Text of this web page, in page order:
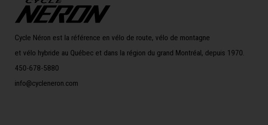
Cycle Néron est la référence en vélo de route, vélo de montagne
et vélo hybride au Québec et dans la région du grand Montréal, depuis 1970.
450-678-5880
info@cycleneron.com